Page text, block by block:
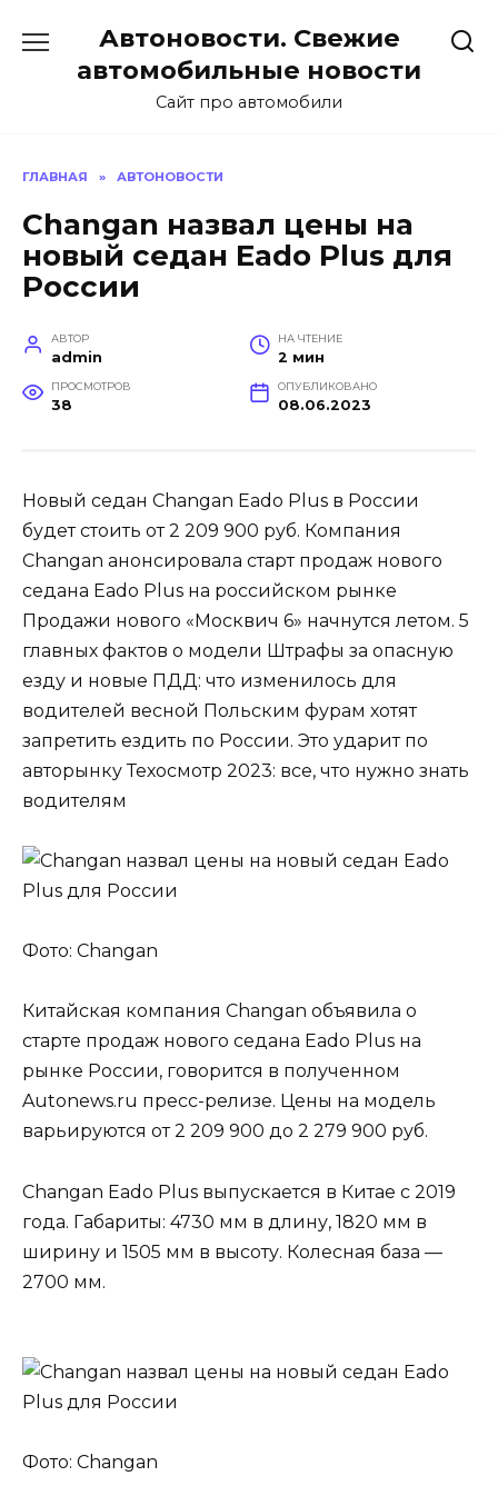
содержанию
Автоновости. Свежие
автомобильные новости
Сайт про автомобили
ГЛАВНАЯ » АВТОНОВОСТИ
Changan назвал цены на
новый седан Eado Plus для
России
АВТОР
admin
НА ЧТЕНИЕ
2 мин
ПРОСМОТРОВ
38
ОПУБЛИКОВАНО
08.06.2023
Новый седан Changan Eado Plus в России
будет стоить от 2 209 900 руб. Компания
Changan анонсировала старт продаж нового
седана Eado Plus на российском рынке
Продажи нового «Москвич 6» начнутся летом. 5
главных фактов о модели Штрафы за опасную
езду и новые ПДД: что изменилось для
водителей весной Польским фурам хотят
запретить ездить по России. Это ударит по
авторынку Техосмотр 2023: все, что нужно знать
водителям
Фото: Changan
Китайская компания Changan объявила о
старте продаж нового седана Eado Plus на
рынке России, говорится в полученном
Autonews.ru пресс-релизе. Цены на модель
варьируются от 2 209 900 до 2 279 900 руб.
Changan Eado Plus выпускается в Китае с 2019
года. Габариты: 4730 мм в длину, 1820 мм в
ширину и 1505 мм в высоту. Колесная база —
2700 мм.
Фото: Changan